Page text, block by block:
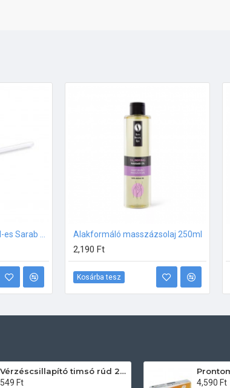
Alakformáló masszázsolaj 250ml
2,190 Ft
Kosárba tesz
Vérzéscsillapító timsó rúd 20db
549 Ft
4,590 Ft